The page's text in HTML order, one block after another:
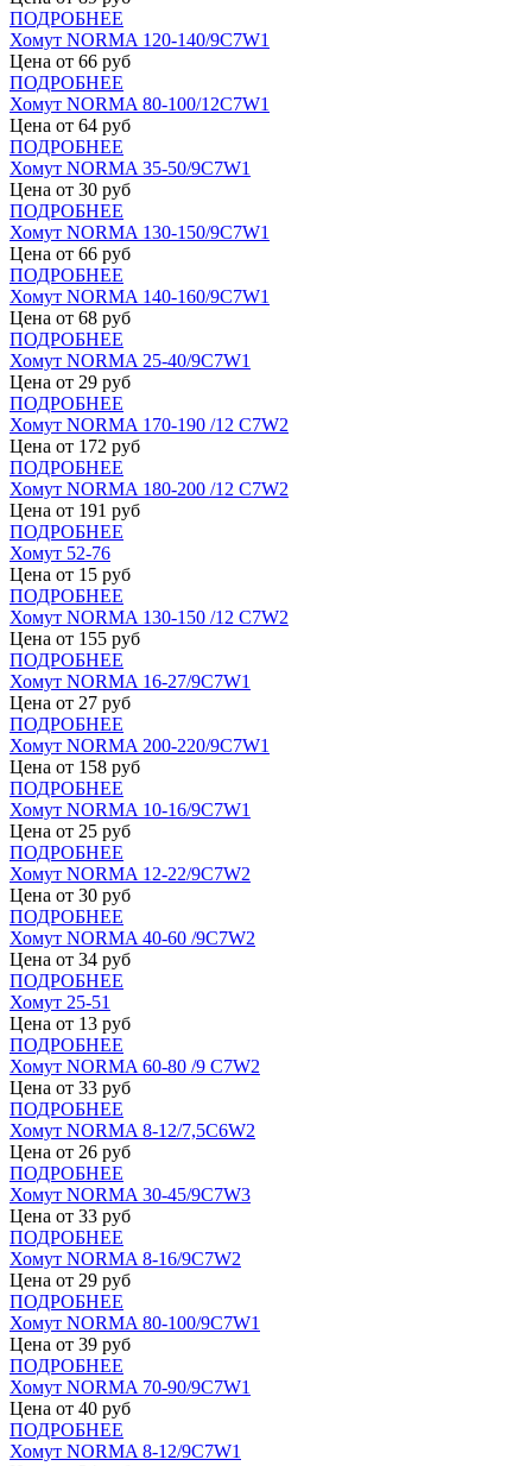
ПОДРОБНЕЕ
Хомут NORMA 120-140/9С7W1
Цена от 66 руб
ПОДРОБНЕЕ
Хомут NORMA 80-100/12С7W1
Цена от 64 руб
ПОДРОБНЕЕ
Хомут NORMA 35-50/9С7W1
Цена от 30 руб
ПОДРОБНЕЕ
Хомут NORMA 130-150/9С7W1
Цена от 66 руб
ПОДРОБНЕЕ
Хомут NORMA 140-160/9С7W1
Цена от 68 руб
ПОДРОБНЕЕ
Хомут NORMA 25-40/9С7W1
Цена от 29 руб
ПОДРОБНЕЕ
Хомут NORMA 170-190 /12 С7W2
Цена от 172 руб
ПОДРОБНЕЕ
Хомут NORMA 180-200 /12 С7W2
Цена от 191 руб
ПОДРОБНЕЕ
Хомут 52-76
Цена от 15 руб
ПОДРОБНЕЕ
Хомут NORMA 130-150 /12 С7W2
Цена от 155 руб
ПОДРОБНЕЕ
Хомут NORMA 16-27/9С7W1
Цена от 27 руб
ПОДРОБНЕЕ
Хомут NORMA 200-220/9С7W1
Цена от 158 руб
ПОДРОБНЕЕ
Хомут NORMA 10-16/9С7W1
Цена от 25 руб
ПОДРОБНЕЕ
Хомут NORMA 12-22/9С7W2
Цена от 30 руб
ПОДРОБНЕЕ
Хомут NORMA 40-60 /9С7W2
Цена от 34 руб
ПОДРОБНЕЕ
Хомут 25-51
Цена от 13 руб
ПОДРОБНЕЕ
Хомут NORMA 60-80 /9 С7W2
Цена от 33 руб
ПОДРОБНЕЕ
Хомут NORMA 8-12/7,5С6W2
Цена от 26 руб
ПОДРОБНЕЕ
Хомут NORMA 30-45/9С7W3
Цена от 33 руб
ПОДРОБНЕЕ
Хомут NORMA 8-16/9С7W2
Цена от 29 руб
ПОДРОБНЕЕ
Хомут NORMA 80-100/9С7W1
Цена от 39 руб
ПОДРОБНЕЕ
Хомут NORMA 70-90/9С7W1
Цена от 40 руб
ПОДРОБНЕЕ
Хомут NORMA 8-12/9С7W1